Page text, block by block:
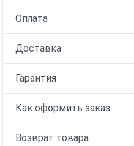
Оплата
Доставка
Гарантия
Как оформить заказ
Возврат товара